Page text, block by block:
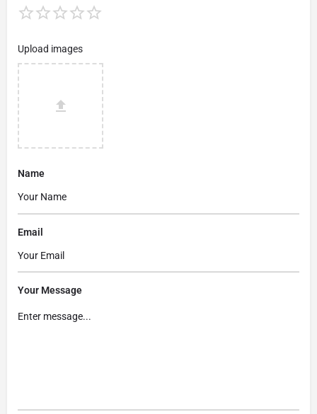
Upload images
Name
Email
Your Message